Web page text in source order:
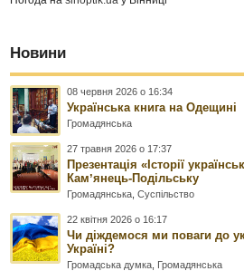
Новини
08 червня 2026 о 16:34
Українська книга на Одещині
Громадянська
27 травня 2026 о 17:37
Презентація «Історії
Камʼянець-Подільську
Громадянська ,Суспільство
22 квітня 2026 о 16:17
Чи діждемося ми поваги до
Україні?
Громадська думка Громадянська